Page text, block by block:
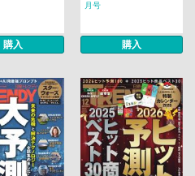
購入
月号
購入